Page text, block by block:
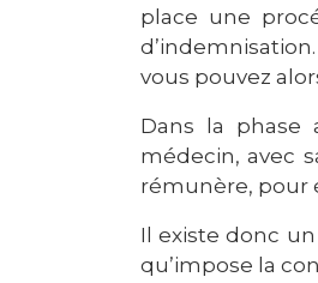
place une
vous pouvez
Dans la phase
médecin, avec
rémunère, pour
Il existe donc
qu’impose la